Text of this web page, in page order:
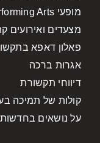
מופעי Shen Yun Performing Arts
מצעדים ואירועים
פאלון דאפא
אגרות ברכה
דיווחי תקשורת
קולות של תמיכה
על נושאים בחדשות